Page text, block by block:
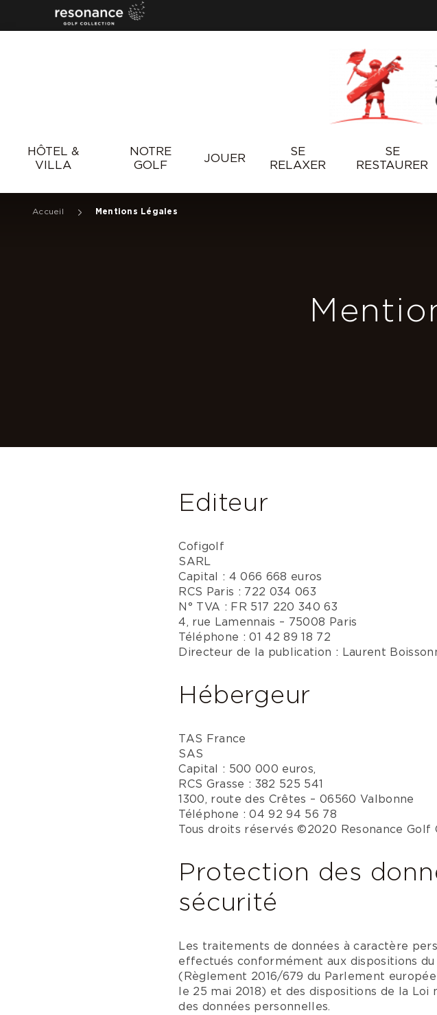
Resonance
HÔTEL &
VILLA
NOTRE
GOLF
JOUER
SE
RELAXER
SE
RESTAURER
Accueil Mentions Légales
Editeur
Cofigolf
SARL
Capital : 4 066 668 euros
RCS Paris : 722 034 063
N° TVA : FR 517 220 340 63
4, rue Lamennais – 75008 Paris
Téléphone : 01 42 89 18 72
Directeur de la publication : Laurent
Hébergeur
TAS France
SAS
Capital : 500 000 euros,
RCS Grasse : 382 525 541
1300, route des Crêtes – 06560 Valbonne
Téléphone : 04 92 94 56 78
Tous droits réservés ©2020 Resonance Golf
Protection des
sécurité
Les traitements de données à caractère
effectués conformément aux dispositions
(Règlement 2016/679 du Parlement
le 25 mai 2018) et des dispositions de la
des données personnelles.